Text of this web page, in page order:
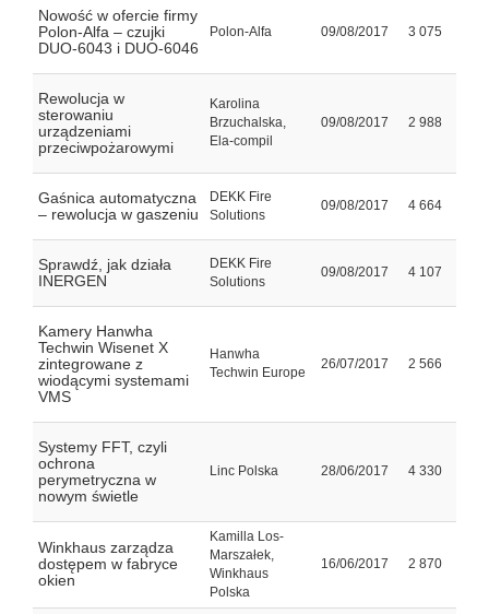
Nowość w ofercie firmy
Polon-Alfa – czujki
DUO-6043 i DUO-6046
Polon-Alfa 09/08/2017 3 075
Rewolucja w
sterowaniu
urządzeniami
przeciwpożarowymi
Karolina
Brzuchalska,
Ela-compil
09/08/2017 2 988
Gaśnica automatyczna
– rewolucja w gaszeniu
DEKK Fire
Solutions
09/08/2017 4 664
Sprawdź, jak działa
INERGEN
DEKK Fire
Solutions
09/08/2017 4 107
Kamery Hanwha
Techwin Wisenet X
zintegrowane z
wiodącymi systemami
VMS
Hanwha
Techwin Europe
26/07/2017 2 566
Systemy FFT, czyli
ochrona
perymetryczna w
nowym świetle
Linc Polska 28/06/2017 4 330
Winkhaus zarządza
dostępem w fabryce
okien
Kamilla Los-
Marszałek,
Winkhaus
Polska
16/06/2017 2 870